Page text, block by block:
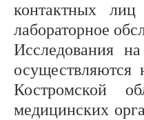
контактных
лабораторное
Исследования
Костромской
медицинских